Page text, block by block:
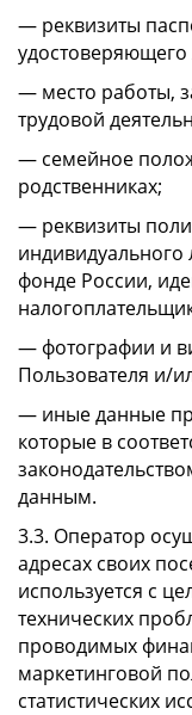
— реквизиты
удостоверяющего
— место работы,
трудовой
— семейное
родственниках;
— реквизиты
фонде России,
— фотографии и
Пользователя и/
— иные данные
которые в
данным.
3.3. Оператор
адресах своих
используется с
технических
проводимых
маркетинговой
статистических